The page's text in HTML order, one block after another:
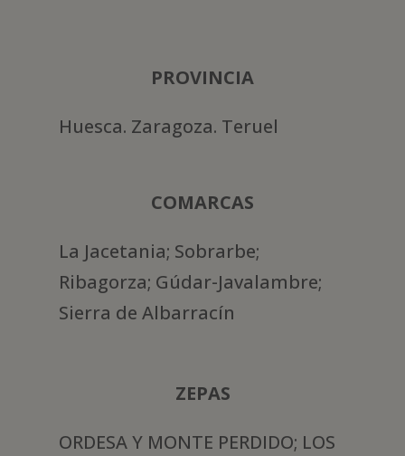
PROVINCIA
Huesca. Zaragoza. Teruel
COMARCAS
La Jacetania; Sobrarbe;
Ribagorza; Gúdar-Javalambre;
Sierra de Albarracín
ZEPAS
ORDESA Y MONTE PERDIDO; LOS